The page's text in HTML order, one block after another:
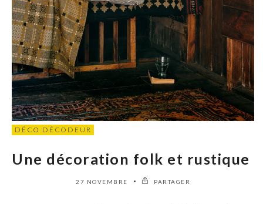
DÉCO DÉCODEUR
Une décoration folk et rustique
27 NOVEMBRE PARTAGER